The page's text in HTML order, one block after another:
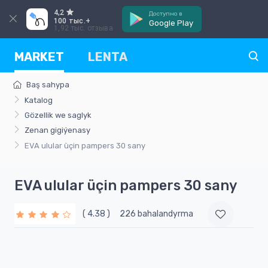
4,2
100 тыс.+
1,92 тыс. отзыва
Доступно в
Google Play
MARKET LENTA
Baş sahypa
Katalog
Gözellik we saglyk
Zenan gigiýenasy
EVA ulular üçin pampers 30 sany
EVA ulular üçin pampers 30 sany
( 4.38 ) 226 bahalandyrma